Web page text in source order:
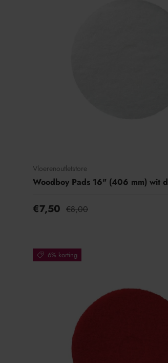
Vloerenoutletstore
Woodboy Pads 16" (406 mm) wit
€7,50 €8,00
6% korting